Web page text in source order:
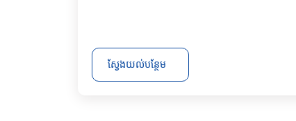
ស្វែងយល់បន្ថែម